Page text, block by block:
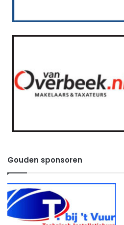
Gouden sponsoren